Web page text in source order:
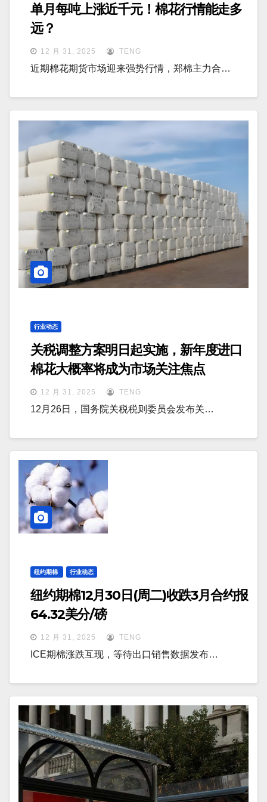
单月每吨上涨近千元！棉花行情能走多
远？
12 月 31, 2025 TENG
近期棉花期货市场迎来强势行情，郑棉主力合…
行业动态
关税调整方案明日起实施，新年度进口
棉花大概率将成为市场关注焦点
12 月 31, 2025 TENG
12月26日，国务院关税税则委员会发布关…
纽约期棉 行业动态
纽约期棉12月30日(周二)收跌3月合约报
64.32美分/磅
12 月 31, 2025 TENG
ICE期棉涨跌互现，等待出口销售数据发布…